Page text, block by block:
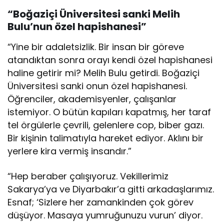
“Boğaziçi Üniversitesi sanki Melih
Bulu’nun özel hapishanesi”
“Yine bir adaletsizlik. Bir insan bir göreve
atandıktan sonra orayı kendi özel hapishanesi
haline getirir mi? Melih Bulu getirdi. Boğaziçi
Üniversitesi sanki onun özel hapishanesi.
Öğrenciler, akademisyenler, çalışanlar
istemiyor. O bütün kapıları kapatmış, her taraf
tel örgülerle çevrili, gelenlere cop, biber gazı.
Bir kişinin talimatıyla hareket ediyor. Aklını bir
yerlere kira vermiş insandır.”
“Hep beraber çalışıyoruz. Vekillerimiz
Sakarya’ya ve Diyarbakır’a gitti arkadaşlarımız.
Esnaf; ‘Sizlere her zamankinden çok görev
düşüyor. Masaya yumruğunuzu vurun’ diyor.